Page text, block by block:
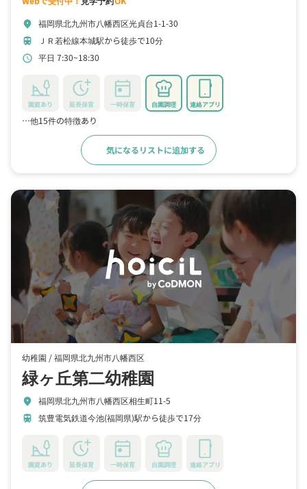
location_on 福岡県北九州市八幡西区光貞台1-1-30
train ＪＲ若松線本城駅から徒歩で10分
schedule 平日 7:30~18:30
園庭あり 延長保育 一時保育 自園調理 連絡アプリ
…他15件の特徴あり
気になるリストに追加する
幼稚園 /福岡県北九州市八幡西区
緑ヶ丘第二幼稚園
location_on 福岡県北九州市八幡西区相生町11-5
train 筑豊電気鉄道今池(福岡県)駅から徒歩で17分
園庭あり 延長保育 一時保育 自園調理 連絡アプリ